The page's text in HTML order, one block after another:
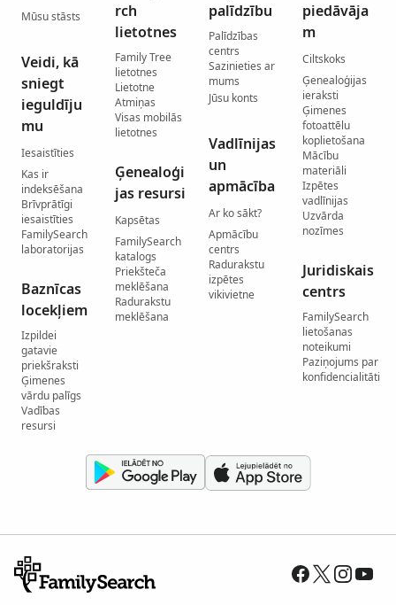
Mūsu stāsts
Veidi, kā
sniegt
ieguldīju
mu
Iesaistīties
Kas ir
indeksēšana
Brīvprātīgi
iesaistīties
FamilySearch
laboratorijas
Baznīcas
locekļiem
Izpildei
gatavie
priekšraksti
Ģimenes
vārdu palīgs
Vadības
resursi
rch
lietotnes
Family Tree
lietotnes
Lietotne
Atmiņas
Visas mobilās
lietotnes
Ģenealoģi
jas resursi
Kapsētas
FamilySearch
katalogs
Priekšteča
meklēšana
Radurakstu
meklēšana
palīdzību
Palīdzības
centrs
Sazinieties ar
mums
Jūsu konts
Vadlīnijas
un
apmācība
Ar ko sākt?
Apmācību
centrs
Radurakstu
izpētes
vikivietne
piedāvāja
m
Ciltskoks
Ģenealoģijas
ieraksti
Ģimenes
fotoattēlu
koplietošana
Mācību
materiāli
Izpētes
vadlīnijas
Uzvārda
nozīmes
Juridiskais
centrs
FamilySearch
lietošanas
noteikumi
Paziņojums par
konfidencialitāti